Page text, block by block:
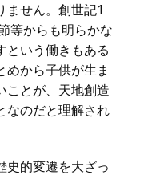
ません。創世記1
等からも明らかな
という働きもある
から子供が生ま
ことが、天地創造
なのだと理解され
史的変遷を大ざっ